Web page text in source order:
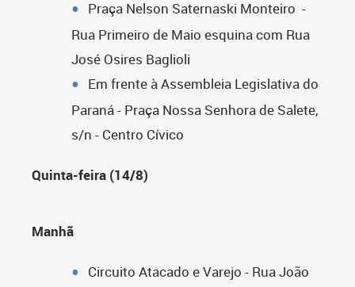
Praça Nelson Saternaski Monteiro -
Rua Primeiro de Maio esquina com Rua
José Osires Baglioli
Em frente à Assembleia Legislativa do
Paraná - Praça Nossa Senhora de Salete,
s/n - Centro Cívico
Quinta-feira (14/8)
Manhã
Circuito Atacado e Varejo - Rua João